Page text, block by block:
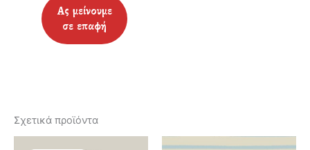
Σχετικά προϊόντα